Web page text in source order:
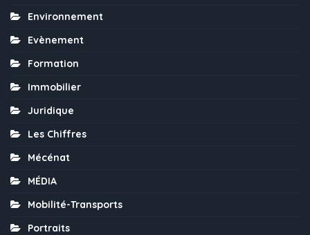
Environnement
Evènement
Formation
Immobilier
Juridique
Les Chiffres
Mécénat
MÉDIA
Mobilité-Transports
Portraits